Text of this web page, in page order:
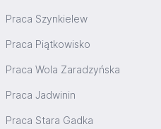
Praca Szynkielew
Praca Piątkowisko
Praca Wola Zaradzyńska
Praca Jadwinin
Praca Stara Gadka